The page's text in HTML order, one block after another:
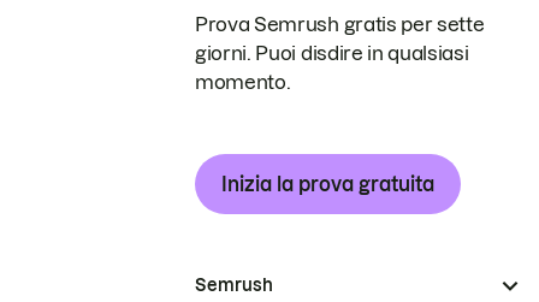
Prova Semrush gratis per sette
giorni. Puoi disdire in qualsiasi
momento.
Inizia la prova gratuita
Semrush